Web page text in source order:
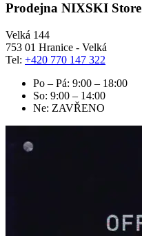
Prodejna NIXSKI Store
Velká 144
753 01 Hranice - Velká
Tel: +420 770 147 322
Po – Pá: 9:00 – 18:00
So: 9:00 – 14:00
Ne: ZAVŘENO